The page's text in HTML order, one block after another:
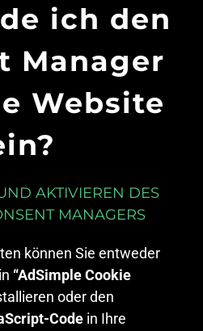
ich den
Manager
Website
AKTIVIEREN DES
MANAGERS
können Sie entweder
“AdSimple Cookie
oder den
Code in Ihre